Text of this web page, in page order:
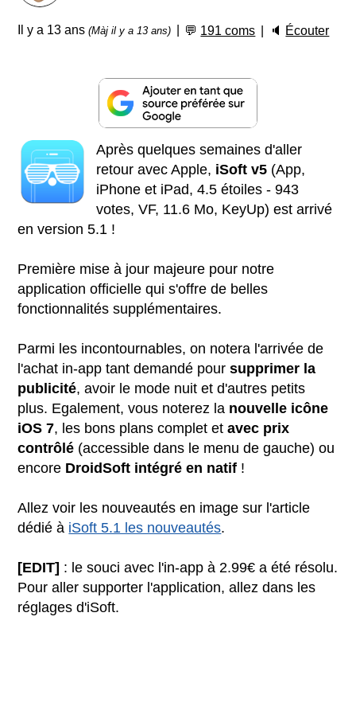
Il y a 13 ans(Màj il y a 13 ans) 💬 191 coms 🔈 Écouter
Après quelques semaines d'aller
retour avec Apple, iSoft v5 (App,
iPhone et iPad, 4.5 étoiles - 943
votes, VF, 11.6 Mo, KeyUp) est arrivé
en version 5.1 !
Première mise à jour majeure pour notre
application officielle qui s'offre de belles
fonctionnalités supplémentaires.
Parmi les incontournables, on notera l'arrivée de
l'achat in-app tant demandé poursupprimer la
publicité, avoir le mode nuit et d'autres petits
plus. Egalement, vous noterez la nouvelle icône
iOS 7, les bons plans complet etavec prix
contrôlé (accessible dans le menu de gauche) ou
encore DroidSoft intégré en natif !
Allez voir les nouveautés en image sur l'article
dédié à iSoft 5.1 les nouveautés.
[EDIT] : le souci avec l'in-app à 2.99€ a été résolu.
Pour aller supporter l'application, allez dans les
réglages d'iSoft.